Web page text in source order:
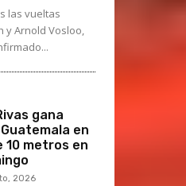
las vueltas
y Arnold Vosloo,
gana
en
10 metros en
2026